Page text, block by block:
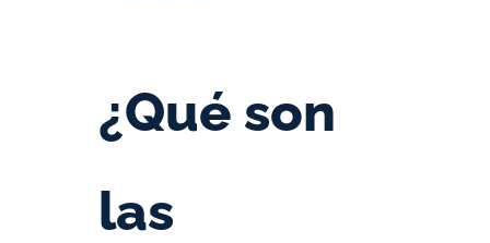
¿Qué son
las